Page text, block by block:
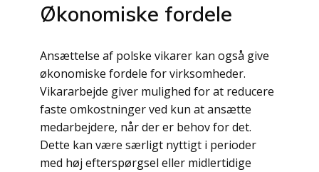
Økonomiske fordele
Ansættelse af polske vikarer kan også give
økonomiske fordele for virksomheder.
Vikararbejde giver mulighed for at reducere
faste omkostninger ved kun at ansætte
medarbejdere, når der er behov for det.
Dette kan være særligt nyttigt i perioder
med høj efterspørgsel eller midlertidige